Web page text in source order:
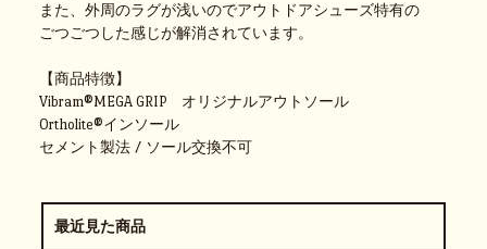
また、外周のラグが浅いのでアウトドアシューズ特有の
ごつごつした感じが解消されています。
【商品特徴】
Vibram®MEGA GRIP オリジナルアウトソール
Ortholite®インソール
セメント製法 / ソール交換不可
最近見た商品